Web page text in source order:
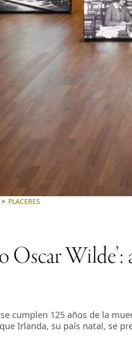
PLACERES
Oscar
se cumplen 125 años de la
Irlanda, su país natal, se